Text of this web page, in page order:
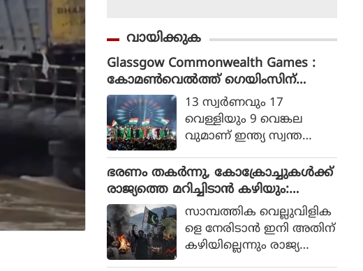
വായിക്കുക
Glassgow Commonwealth Games :
കോമൺവെൽത്ത് ഗെയിംസിന്
ഗ്ലാസ്ഗോയിൽ കൊടിയിറങ്ങി, മെഡ
ൽ നേട്ടത്തിൽ ഇന്ത്യ നാലാമത്
13 സ്വര്‍ണവും 17
വെള്ളിയും 9 വെങ്കല
വുമാണ് ഇന്ത്യ സ്വന്ത
ഭരണം തകര്‍ന്നു, കോക്രോച്ചുകള്‍ക്ക്
രാജ്യത്തെ മറിച്ചിടാന്‍ കഴിയും:
പാകിസ്ഥാന്‍ ആഭ്യന്തര മന്ത്രി
മൊഹ്സിന്‍ നഖ്വി
സാമ്പത്തിക വെല്ലുവിളിക
ളെ നേരിടാന്‍ ഇനി അതിന്
കഴിയില്ലെന്നും രാജ്യത്തെ